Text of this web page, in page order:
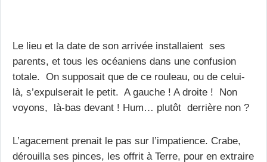
Le lieu et la date de son arrivée installaient ses
parents, et tous les océaniens dans une confusion
totale. On supposait que de ce rouleau, ou de celui-
là, s’expulserait le petit. A gauche ! A droite ! Non
voyons, là-bas devant ! Hum… plutôt derrière non ?
L’agacement prenait le pas sur l’impatience. Crabe,
dérouilla ses pinces, les offrit à Terre, pour en extraire